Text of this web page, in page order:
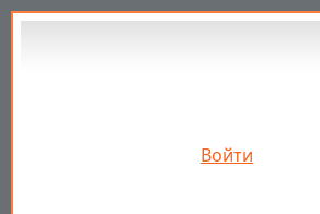
Перейти к основному содержанию
Войти